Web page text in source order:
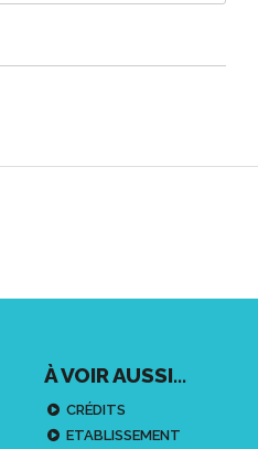
À VOIR AUSSI...
CRÉDITS
ETABLISSEMENT